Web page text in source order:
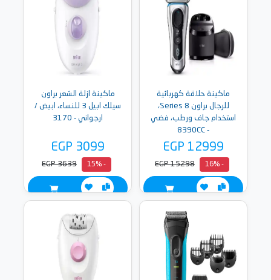
ماكينة حلاقة كهربائية
للرجال براون Series 8،
استخدام جاف ورطب، فضي
- 8390CC
EGP 12999
- 16%
EGP 15298
ماكينة ازلة الشعر براون
سيلك ابيل 3 للنساء، ابيض /
ارجواني - 3170
EGP 3099
- 15%
EGP 3639